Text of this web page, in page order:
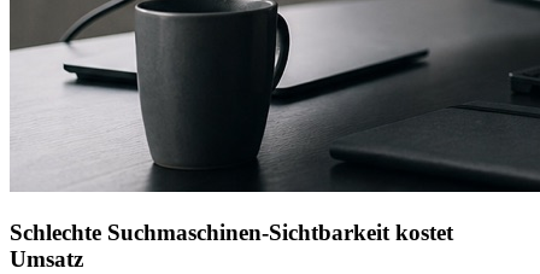
Schlechte Suchmaschinen-Sichtbarkeit kostet
Umsatz